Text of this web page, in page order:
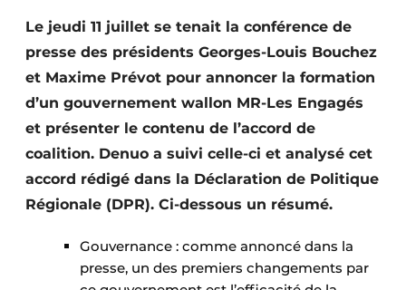
Le jeudi 11 juillet se tenait la conférence de
presse des présidents Georges-Louis Bouchez
et Maxime Prévot pour annoncer la formation
d’un gouvernement wallon MR-Les Engagés
et présenter le contenu de l’accord de
coalition. Denuo a suivi celle-ci et analysé cet
accord rédigé dans la Déclaration de Politique
Régionale (DPR). Ci-dessous un résumé.
Gouvernance : comme annoncé dans la
presse, un des premiers changements par